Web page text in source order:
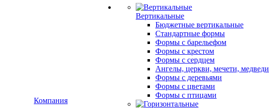
Компания
Вертикальные
Бюджетные вертикальные
Стандартные формы
Формы с барельефом
Формы с крестом
Формы с сердцем
Ангелы, церкви, мечети, медведи
Формы с деревьями
Формы с цветами
Формы с птицами